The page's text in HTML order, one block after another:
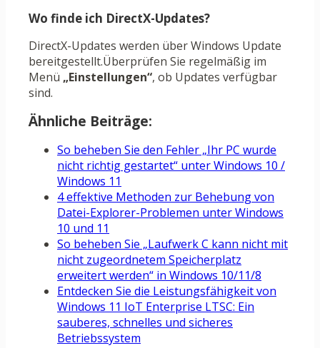
Wo finde ich DirectX-Updates?
DirectX-Updates werden über Windows Update
bereitgestellt.Überprüfen Sie regelmäßig im
Menü „Einstellungen“, ob Updates verfügbar
sind.
Ähnliche Beiträge:
So beheben Sie den Fehler „Ihr PC wurde
nicht richtig gestartet“ unter Windows 10 /
Windows 11
4 effektive Methoden zur Behebung von
Datei-Explorer-Problemen unter Windows
10 und 11
So beheben Sie „Laufwerk C kann nicht mit
nicht zugeordnetem Speicherplatz
erweitert werden“ in Windows 10/11/8
Entdecken Sie die Leistungsfähigkeit von
Windows 11 IoT Enterprise LTSC: Ein
sauberes, schnelles und sicheres
Betriebssystem